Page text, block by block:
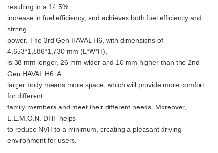
resulting in a 14.5%
increase in fuel efficiency, and achieves both fuel efficiency and
strong
power. The 3rd Gen HAVAL H6, with dimensions of
4,653*1,886*1,730 mm (L*W*H),
is 38 mm longer, 26 mm wider and 10 mm higher than the 2nd
Gen HAVAL H6. A
larger body means more space, which will provide more comfort
for different
family members and meet their different needs. Moreover,
L.E.M.O.N. DHT helps
to reduce NVH to a minimum, creating a pleasant driving
environment for users.